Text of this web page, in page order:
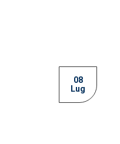
08
Lug